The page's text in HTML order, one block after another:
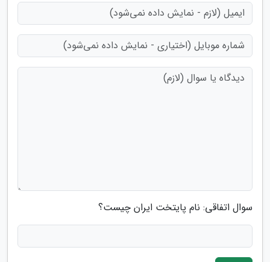
سوال اتفاقی: نام پایتخت ایران چیست؟